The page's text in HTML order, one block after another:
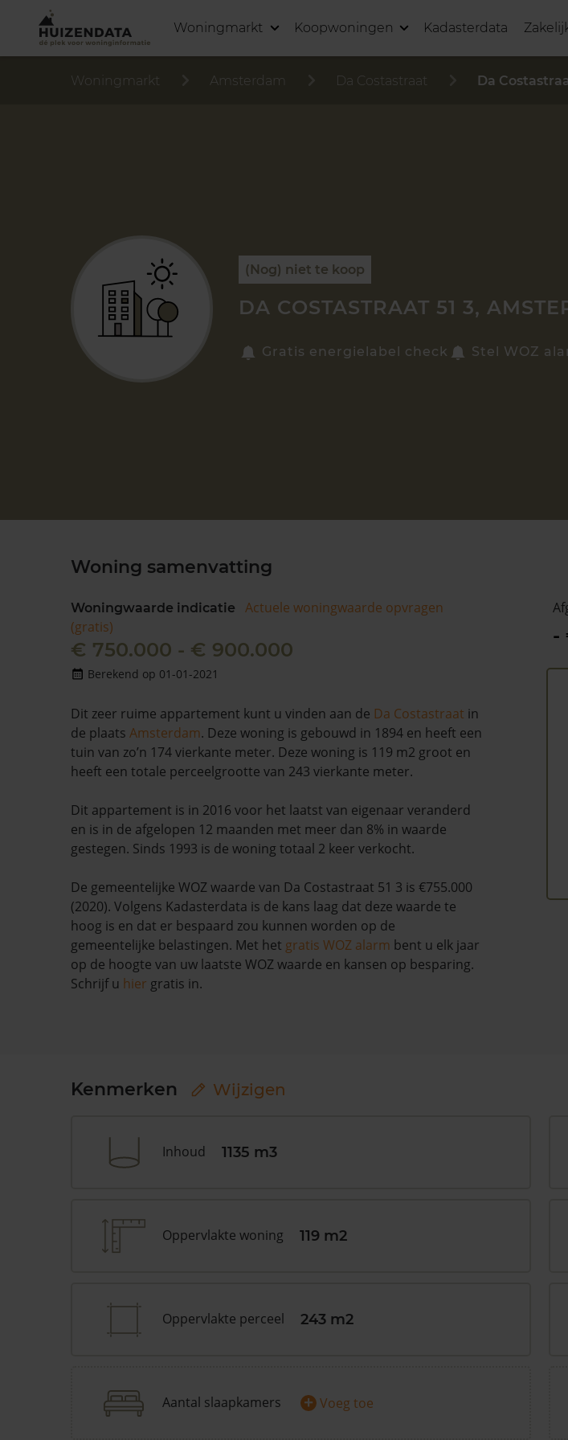
Woningmarkt Koopwoningen Kadasterdata
Woningmarkt Amsterdam Da Costastraat Da
(Nog) niet te koop
DA COSTASTRAAT 51 3,
Gratis energielabel check Stel WOZ
Woning samenvatting
Woningwaarde indicatie
Actuele woningwaarde opvragen
(gratis)
€ 750.000 - € 900.000
Berekend op 01-01-2021
Dit zeer ruime appartement kunt u vinden aan de Da Costastraat in
de plaats Amsterdam. Deze woning is gebouwd in 1894 en heeft een
tuin van zo’n 174 vierkante meter. Deze woning is 119 m2 groot en
heeft een totale perceelgrootte van 243 vierkante meter.
Dit appartement is in 2016 voor het laatst van eigenaar veranderd
en is in de afgelopen 12 maanden met meer dan 8% in waarde
gestegen. Sinds 1993 is de woning totaal 2 keer verkocht.
De gemeentelijke WOZ waarde van Da Costastraat 51 3 is €755.000
(2020). Volgens Kadasterdata is de kans laag dat deze waarde te
hoog is en dat er bespaard zou kunnen worden op de
gemeentelijke belastingen. Met het gratis WOZ alarm bent u elk jaar
op de hoogte van uw laatste WOZ waarde en kansen op besparing.
Schrijf u hier gratis in.
-
Kenmerken Wijzigen
Inhoud 1135 m3
Oppervlakte woning 119 m2
Oppervlakte perceel 243 m2
Aantal slaapkamers + Voeg toe